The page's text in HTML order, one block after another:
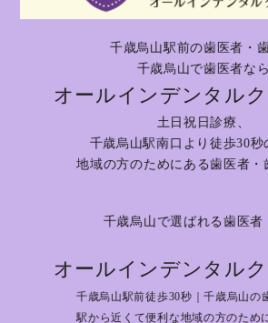
千歳烏山駅前の歯医者・歯
千歳烏山で歯医者なら
オールインデンタル
土日祝日診療、
千歳烏山駅南口より徒歩30秒
地域の方のためにある歯医者・
千歳烏山で選ばれる歯医者
オールインデンタル
千歳烏山駅前徒歩30秒｜千歳烏山の
駅から近くて便利な地域の方のため